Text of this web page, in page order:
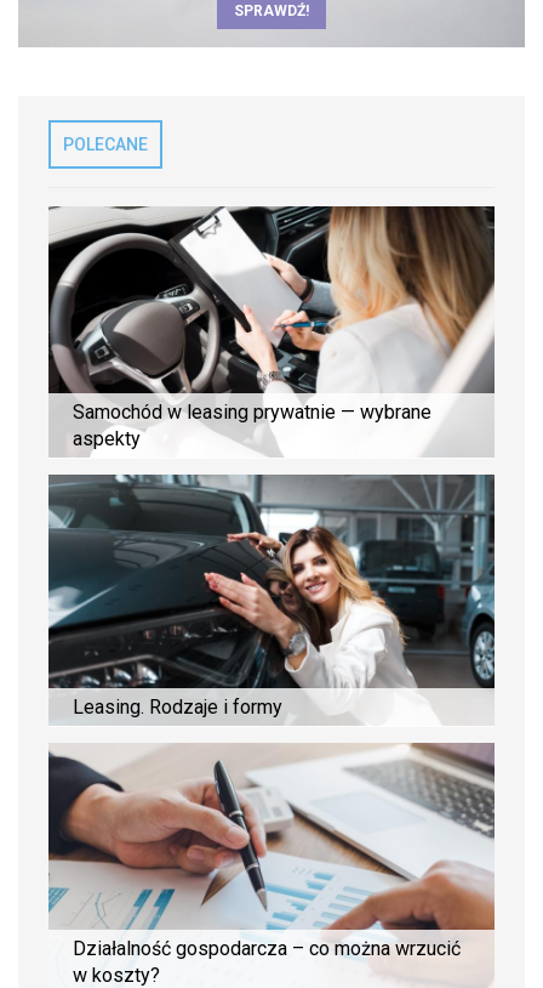
SPRAWDŹ!
POLECANE
Samochód w leasing prywatnie — wybrane
aspekty
Leasing. Rodzaje i formy
Działalność gospodarcza – co można wrzucić
w koszty?